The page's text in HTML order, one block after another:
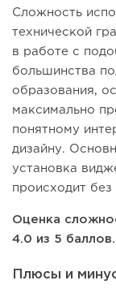
Сложность
технической
в работе с
большинства
образования,
максимально
понятному
дизайну.
установка
происходит
Оценка
4.0 из 5 баллов.
Плюсы и